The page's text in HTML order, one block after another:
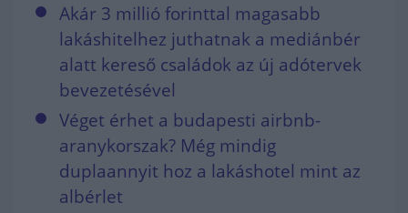
Akár 3 millió forinttal magasabb
lakáshitelhez juthatnak a mediánbér
alatt kereső családok az új adótervek
bevezetésével
Véget érhet a budapesti airbnb-
aranykorszak? Még mindig
duplaannyit hoz a lakáshotel mint az
albérlet